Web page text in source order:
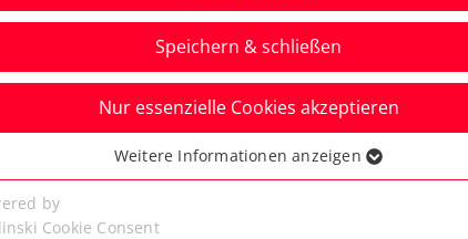
Rangliste
Speichern & schließen
Nur essenzielle Cookies akzeptieren
Cookies werden für grundlegende Funktionen der
benötigt. Dadurch ist gewährleistet, dass die Webseite
Weitere Informationen anzeigen
by
Cookie Consent